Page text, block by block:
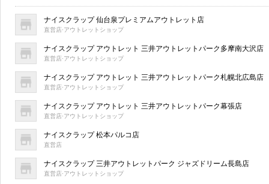
ナイスクラップ 仙台泉プレミアムアウトレット店
直営店·アウトレットショップ
ナイスクラップ アウトレット 三井アウトレットパーク多摩南大沢店
直営店·アウトレットショップ
ナイスクラップ アウトレット 三井アウトレットパーク札幌北広島店
直営店·アウトレットショップ
ナイスクラップ アウトレット 三井アウトレットパーク幕張店
直営店·アウトレットショップ
ナイスクラップ 松本パルコ店
直営店
ナイスクラップ 三井アウトレットパーク ジャズドリーム長島店
直営店·アウトレットショップ